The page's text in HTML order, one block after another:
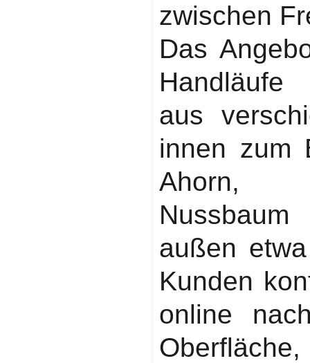
zwischen
Das
Handläufe
aus
innen zum
Ahorn,
außen
Kunden
online